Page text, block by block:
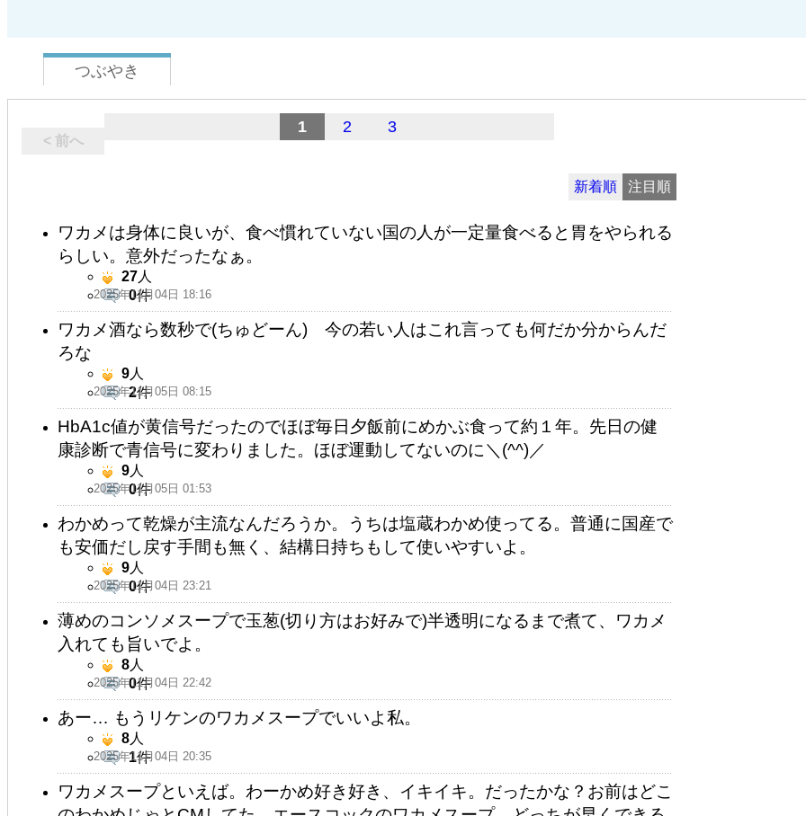
つぶやき
< 前へ
1 2 3
新着順 注目順
ワカメは身体に良いが、食べ慣れていない国の人が一定量食べると胃をやられる
らしい。意外だったなぁ。
2025年11月04日 18:16
27人
0件
ワカメ酒なら数秒で(ちゅどーん) 今の若い人はこれ言っても何だか分からんだ
ろな
2025年11月05日 08:15
9人
2件
HbA1c値が黄信号だったのでほぼ毎日夕飯前にめかぶ食って約１年。先日の健
康診断で青信号に変わりました。ほぼ運動してないのに＼(^^)／
2025年11月05日 01:53
9人
0件
わかめって乾燥が主流なんだろうか。うちは塩蔵わかめ使ってる。普通に国産で
も安価だし戻す手間も無く、結構日持ちもして使いやすいよ。
2025年11月04日 23:21
9人
0件
薄めのコンソメスープで玉葱(切り方はお好みで)半透明になるまで煮て、ワカメ
入れても旨いでよ。
2025年11月04日 22:42
8人
0件
あー… もうリケンのワカメスープでいいよ私。
2025年11月04日 20:35
8人
1件
ワカメスープといえば。わーかめ好き好き、イキイキ。だったかな？お前はどこ